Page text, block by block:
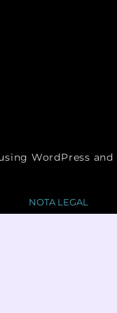
WordPress and
NOTA LEGAL